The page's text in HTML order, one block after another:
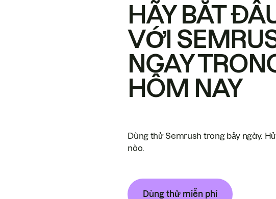
HÃY BẮT
VỚI
NGAY
HÔM NAY
Dùng thử Semrush trong bảy ngày.
nào.
Dùng thử miễn phí